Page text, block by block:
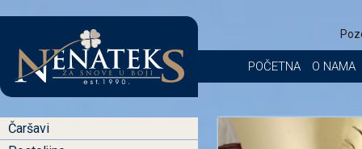
POČETNA O NAMA
Čaršavi